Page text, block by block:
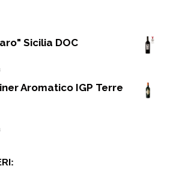
Sicilia DOC
Aromatico IGP Terre